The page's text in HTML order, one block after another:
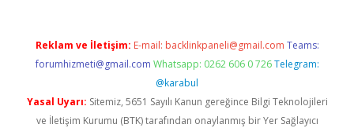
Reklam ve İletişim: E-mail: backlinkpaneli@gmail.com Teams:
forumhizmeti@gmail.com Whatsapp: 0262 606 0 726 Telegram:
@karabul
Yasal Uyarı: Sitemiz, 5651 Sayılı Kanun gereğince Bilgi Teknolojileri
ve İletişim Kurumu (BTK) tarafından onaylanmış bir Yer Sağlayıcı